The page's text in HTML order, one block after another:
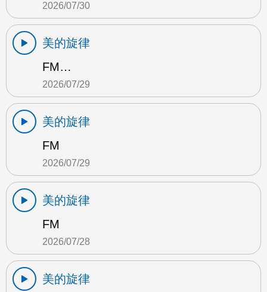
2026/07/30
美的旋律
FM…
2026/07/29
美的旋律
FM
2026/07/29
美的旋律
FM
2026/07/28
美的旋律